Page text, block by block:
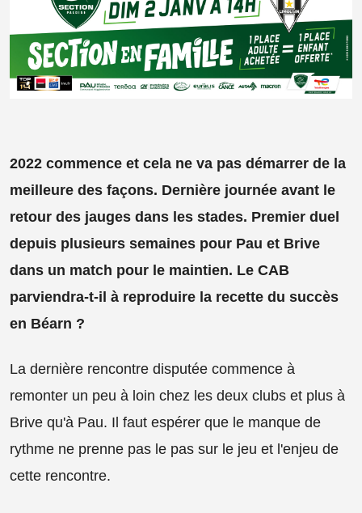
2022 commence et cela ne va pas démarrer de la
meilleure des façons. Dernière journée avant le
retour des jauges dans les stades. Premier duel
depuis plusieurs semaines pour Pau et Brive
dans un match pour le maintien. Le CAB
parviendra-t-il à reproduire la recette du succès
en Béarn ?
La dernière rencontre disputée commence à
remonter un peu à loin chez les deux clubs et plus à
Brive qu'à Pau. Il faut espérer que le manque de
rythme ne prenne pas le pas sur le jeu et l'enjeu de
cette rencontre.